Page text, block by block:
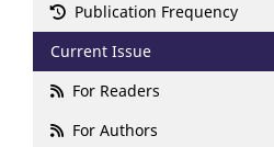
Publication Frequency
Current Issue
For Readers
For Authors